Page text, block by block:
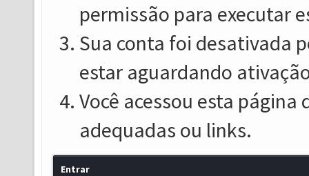
permissão para executar
Sua conta foi desativada
estar aguardando
Você acessou esta
adequadas ou links.
Entrar